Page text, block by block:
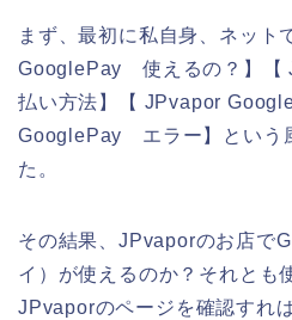
まず、最初に私自身、ネット
GooglePay 使えるの？】
払い方法】【 JPvapor
GooglePay エラー】という
た。
その結果、JPvaporのお店で
イ）が使えるのか？それとも
JPvaporのページを確認すれ